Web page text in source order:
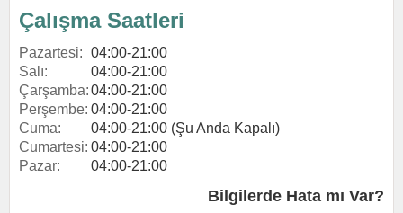
Çalışma Saatleri
Pazartesi: 04:00-21:00
Salı:
04:00-21:00
Çarşamba:04:00-21:00
Perşembe: 04:00-21:00
Cuma:
04:00-21:00 (Şu Anda Kapalı)
Cumartesi: 04:00-21:00
Pazar:
04:00-21:00
Bilgilerde Hata mı Var?